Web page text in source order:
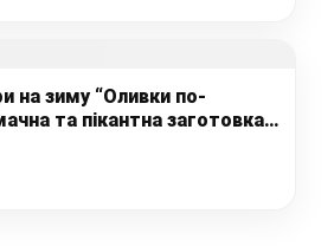
на зиму “Оливки по-
та пікантна заготовка,
всім (тому дрібні
а готую цю